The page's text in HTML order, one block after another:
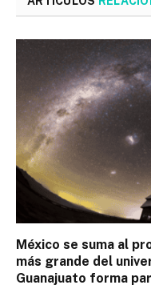
México se suma al
más grande del
Guanajuato forma